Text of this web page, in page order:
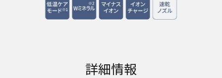
詳細情報